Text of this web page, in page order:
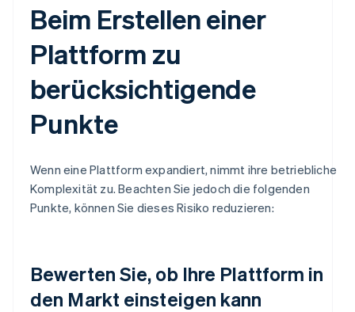
Beim Erstellen einer
Plattform zu
berücksichtigende
Punkte
Wenn eine Plattform expandiert, nimmt ihre betriebliche
Komplexität zu. Beachten Sie jedoch die folgenden
Punkte, können Sie dieses Risiko reduzieren:
Bewerten Sie, ob Ihre Plattform in
den Markt einsteigen kann